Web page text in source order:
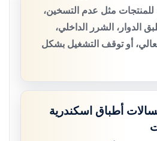
للمنتجات مثل عدم التسخين،
الدوار، الشرر الداخلي،
أو توقف التشغيل بشكل
أطباق اسكندرية